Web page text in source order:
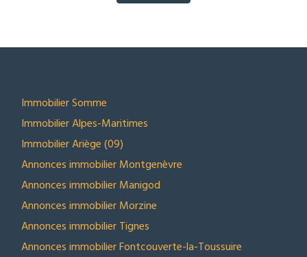
Immobilier Somme
Immobilier Alpes-Maritimes
Immobilier Ariège (09)
Annonces immobilier Montgenèvre
Annonces immobilier Manigod
Annonces immobilier Morzine
Annonces immobilier Tignes
Annonces immobilier Fontcouverte-la-Toussuire